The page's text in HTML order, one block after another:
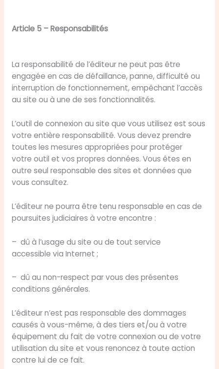
Article 5 – Responsabilités
La responsabilité de l’éditeur ne peut pas être
engagée en cas de défaillance, panne, difficulté ou
interruption de fonctionnement, empêchant l’accès
au site ou à une de ses fonctionnalités.
L’outil de connexion au site que vous utilisez est sous
votre entière responsabilité. Vous devez prendre
toutes les mesures appropriées pour protéger
votre outil et vos propres données. Vous êtes en
outre seul responsable des sites et données que
vous consultez.
L’éditeur ne pourra être tenu responsable en cas de
poursuites judiciaires à votre encontre :
– dû à l’usage du site ou de tout service
accessible via Internet ;
– dû au non-respect par vous des présentes
conditions générales.
L’éditeur n’est pas responsable des dommages
causés à vous-même, à des tiers et/ou à votre
équipement du fait de votre connexion ou de votre
utilisation du site et vous renoncez à toute action
contre lui de ce fait.